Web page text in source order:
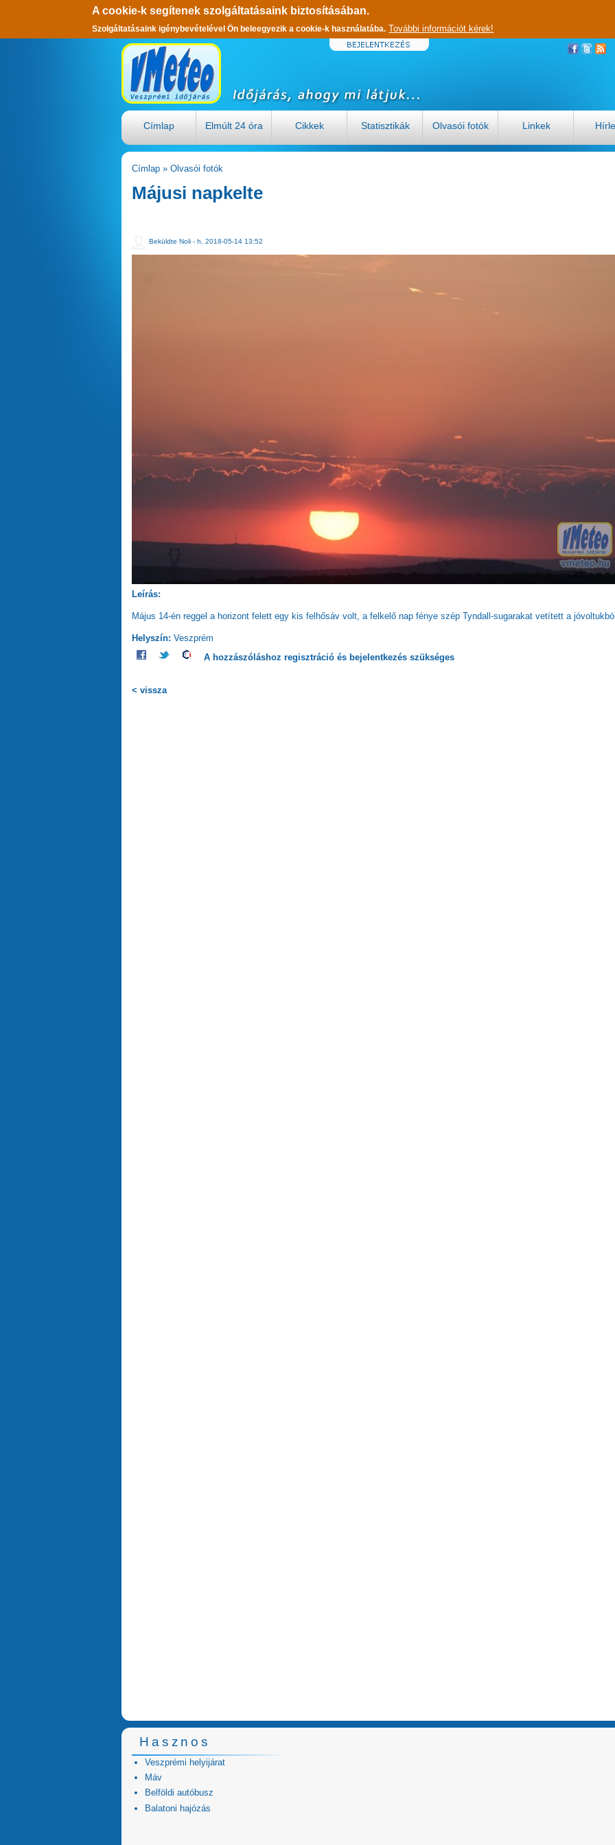
A cookie-k segítenek szolgáltatásaink biztosításában.
Szolgáltatásaink igénybevételével Ön beleegyezik a cookie-k használatába. További információt kérek!
Címlap Elmúlt 24 óra Cikkek Statisztikák Olvasói fotók Linkek
Címlap » Olvasói fotók
Májusi napkelte
Beküldte Noli - h, 2018-05-14 13:52
Leírás:
Május 14-én reggel a horizont felett egy kis felhősáv volt, a felkelő nap fénye szép Tyndall-sugarakat vetített a
Helyszín: Veszprém
A hozzászóláshoz regisztrációés bejelentkezésszükséges
< vissza
Hasznos
Veszprémi helyijárat
Máv
Belföldi autóbusz
Balatoni hajózás